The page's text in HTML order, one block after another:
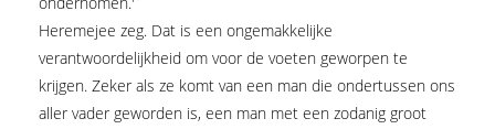
Heremejee zeg. Dat is een ongemakkelijke
verantwoordelijkheid om voor de voeten geworpen te
krijgen. Zeker als ze komt van een man die ondertussen ons
aller vader geworden is, een man met een zodanig groot